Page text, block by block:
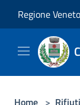
Regione Veneto
Home > Rifiuti